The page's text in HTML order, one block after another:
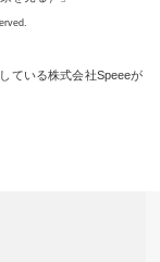
ている株式会社Speeeが